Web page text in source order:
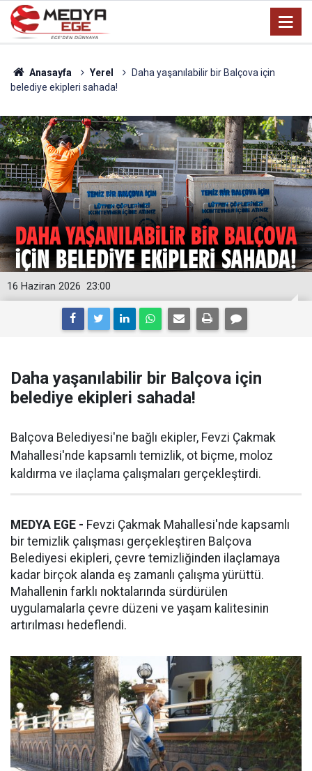
Anasayfa Yerel
Daha yaşanılabilir bir Balçova için
belediye ekipleri sahada!
23:00
16 Haziran 2026
Daha yaşanılabilir bir Balçova için
belediye ekipleri sahada!
Balçova Belediyesi'ne bağlı ekipler, Fevzi Çakmak
Mahallesi'nde kapsamlı temizlik, ot biçme, moloz
kaldırma ve ilaçlama çalışmaları gerçekleştirdi.
MEDYA EGE - Fevzi Çakmak Mahallesi'nde kapsamlı
bir temizlik çalışması gerçekleştiren Balçova
Belediyesi ekipleri, çevre temizliğinden ilaçlamaya
kadar birçok alanda eş zamanlı çalışma yürüttü.
Mahallenin farklı noktalarında sürdürülen
uygulamalarla çevre düzeni ve yaşam kalitesinin
artırılması hedeflendi.